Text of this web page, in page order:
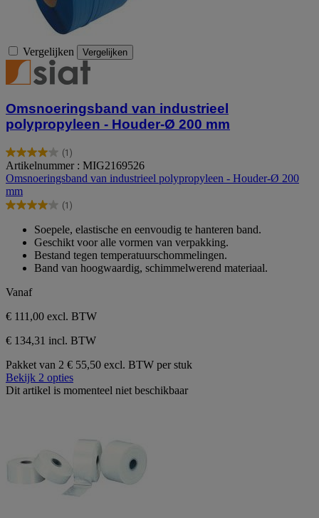
Vergelijken Vergelijken
Omsnoeringsband van industrieel
polypropyleen - Houder-Ø 200 mm
(1)
4.0
van
de
5
sterren.
beoordeling
Artikelnummer : MIG2169526
Omsnoeringsband van industrieel polypropyleen - Houder-Ø 200
mm
(1)
4.0
sterren.
beoordeling
Soepele, elastische en eenvoudig te hanteren band.
Geschikt voor alle vormen van verpakking.
Bestand tegen temperatuurschommelingen.
Band van hoogwaardig, schimmelwerend materiaal.
Vanaf
€ 111,00 excl. BTW
€ 134,31 incl. BTW
Pakket van 2 € 55,50 excl. BTW per stuk
Bekijk 2 opties
Dit artikel is momenteel niet beschikbaar